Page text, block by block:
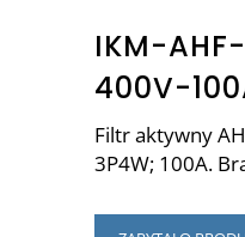
IKM-
400V-
Filtr aktywny
3P4W; 100A.